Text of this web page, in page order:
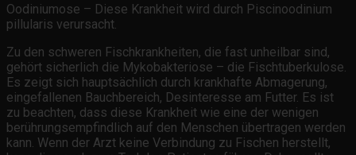
Oodiniumose – Diese Krankheit wird durch Piscinoodinium
pillularis verursacht.
Zu den schweren Fischkrankheiten, die fast unheilbar sind,
gehört sicherlich die Mykobakteriose – die Fischtuberkulose.
Es zeigt sich hauptsächlich durch krankhafte Abmagerung,
eingefallenen Bauchbereich, Desinteresse am Futter. Es ist
zu beachten, dass diese Krankheit wie eine der wenigen
berührungsempfindlich auf den Menschen übertragen werden
kann. Wenn der Arzt keine Verbindung zu Fischen herstellt,